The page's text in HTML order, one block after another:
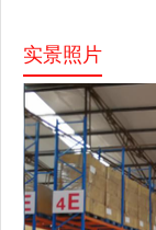
实景照片